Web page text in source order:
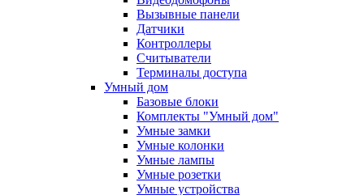
Вызывные панели
Датчики
Контроллеры
Считыватели
Терминалы доступа
Умный дом
Базовые блоки
Комплекты "Умный дом"
Умные замки
Умные колонки
Умные лампы
Умные розетки
Умные устройства